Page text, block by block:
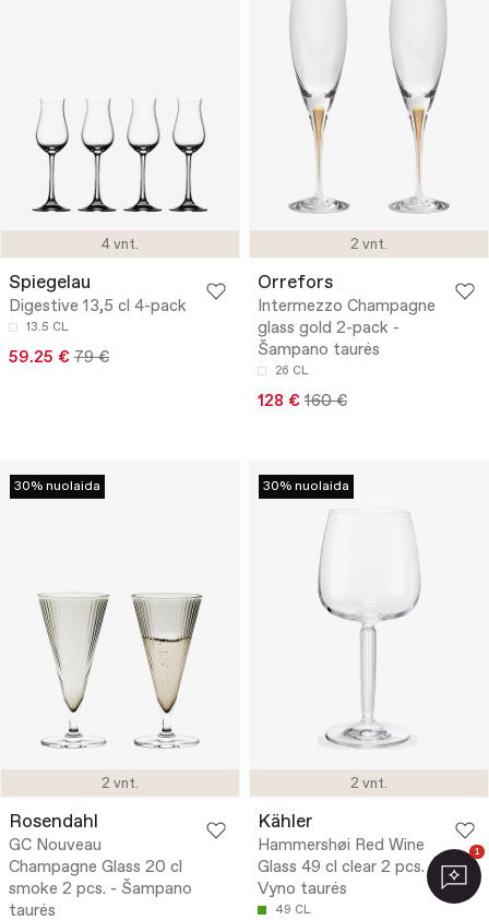
4 vnt.
Spiegelau
Digestive 13,5 cl 4-pack
13.5 CL
59.25 € 79 €
2 vnt.
Orrefors
Intermezzo Champagne
glass gold 2-pack -
Šampano taurės
26 CL
128 € 160 €
2 vnt.
30% nuolaida
Rosendahl
GC Nouveau
Champagne Glass 20 cl
smoke 2 pcs. - Šampano
taurės
2 vnt.
30% nuolaida
Kähler
Hammershøi Red Wine
Glass 49 cl clear 2 pcs. -
Vyno taurės
49 CL
1